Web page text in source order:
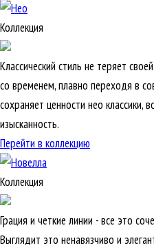
Коллекция
Классический стиль не теряет
со временем, плавно переходя в
сохраняет ценности нео классики,
изысканность.
Перейти в коллекцию
Коллекция
Грация и четкие линии - все это
Выглядит это ненавязчиво и